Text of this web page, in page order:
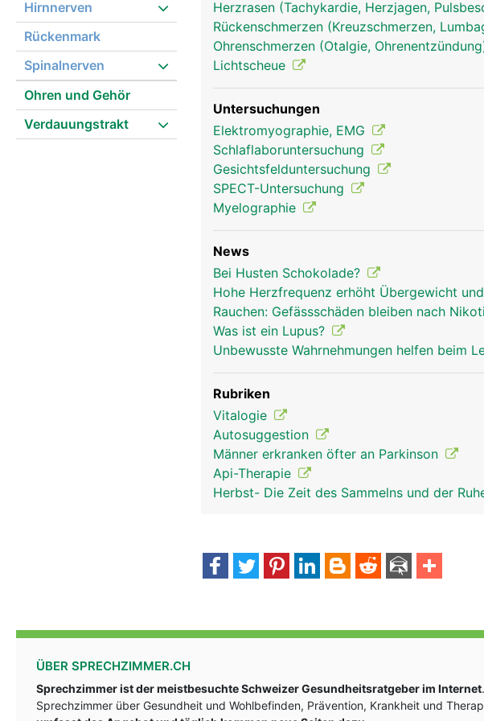
Hirnnerven
Rückenmark
Spinalnerven
Ohren und Gehör
Verdauungstrakt
(Neurotransmitter) an den Kontaktstellen
Synapsen.
nervensystem frau
kopf Links Mann
Herzrasen (Tachykardie, Herzjagen,
Rückenschmerzen (Kreuzschmerzen,
Ohrenschmerzen (Otalgie,
Lichtscheue
Untersuchungen
Elektromyographie, EMG
Schlaflaboruntersuchung
Gesichtsfelduntersuchung
SPECT-Untersuchung
Myelographie
News
Bei Husten Schokolade?
Hohe Herzfrequenz erhöht Übergewicht
Rauchen: Gefässschäden bleiben nach
Was ist ein Lupus?
Unbewusste Wahrnehmungen helfen beim
Rubriken
Vitalogie
Autosuggestion
Männer erkranken öfter an Parkinson
Api-Therapie
Herbst- Die Zeit des Sammelns und der
ÜBER SPRECHZIMMER.CH
Sprechzimmer ist der meistbesuchte Schweizer Gesundheitsratgeber im Internet
Sprechzimmer über Gesundheit und Wohlbefinden, Prävention, Krankheit und